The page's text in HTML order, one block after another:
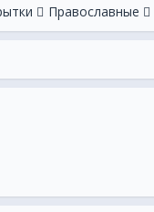
Православные